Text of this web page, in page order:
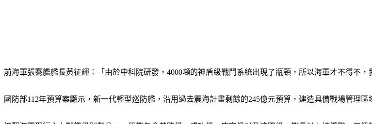
前海軍張騫艦艦長黃征輝：「由於中科院研發，4000噸的神盾級戰鬥系統出現了瓶頸，所以海軍才不得不
國防部112年預算案顯示，新一代輕型巡防艦，沿用過去震海計畫剩餘的245億元預算，建造具備戰場管理